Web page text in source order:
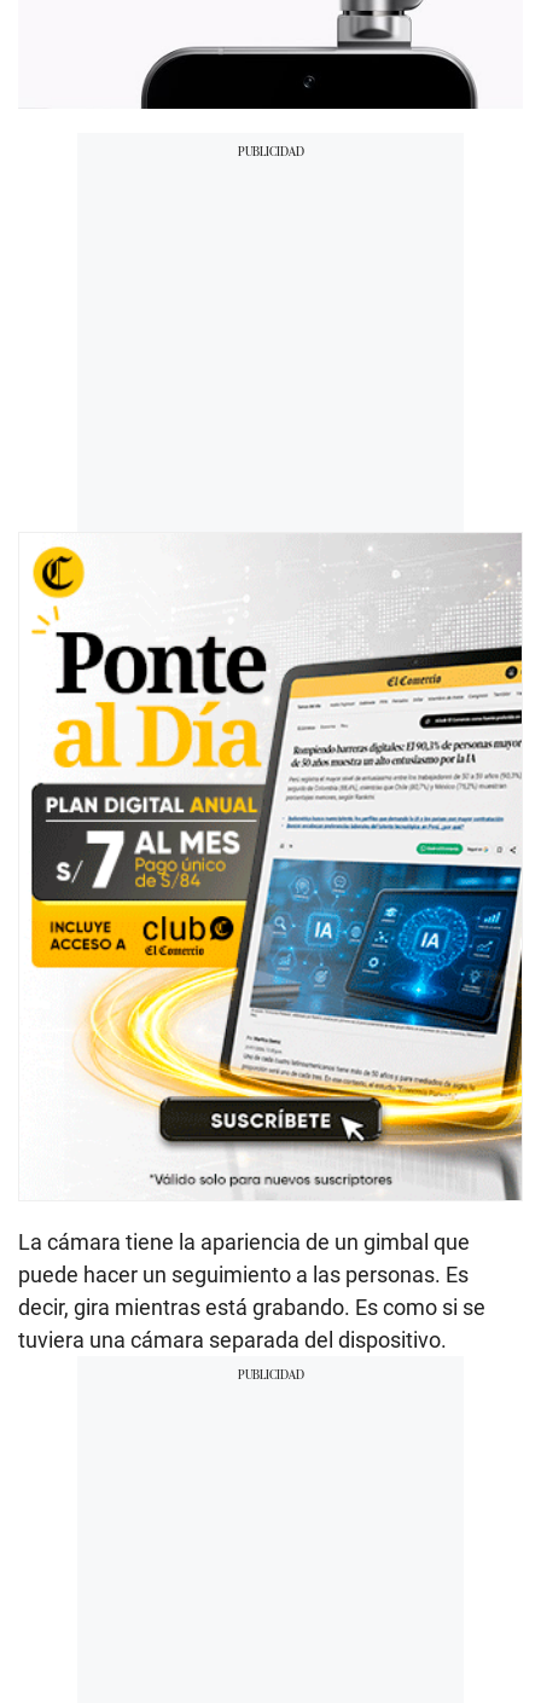
La cámara tiene la apariencia de un gimbal que
puede hacer un seguimiento a las personas. Es
decir, gira mientras está grabando. Es como si se
tuviera una cámara separada del dispositivo.